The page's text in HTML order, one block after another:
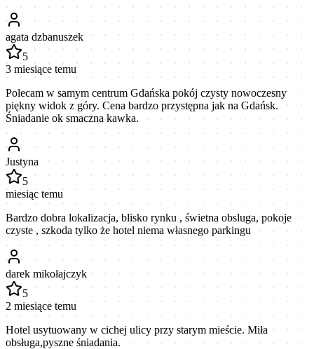
agata dzbanuszek
5
3 miesiące temu
Polecam w samym centrum Gdańska pokój czysty nowoczesny
piękny widok z góry. Cena bardzo przystępna jak na Gdańsk.
Śniadanie ok smaczna kawka.
Justyna
5
miesiąc temu
Bardzo dobra lokalizacja, blisko rynku , świetna obsluga, pokoje
czyste , szkoda tylko że hotel niema własnego parkingu
darek mikołajczyk
5
2 miesiące temu
Hotel usytuowany w cichej ulicy przy starym mieście. Miła
obsługa,pyszne śniadania.